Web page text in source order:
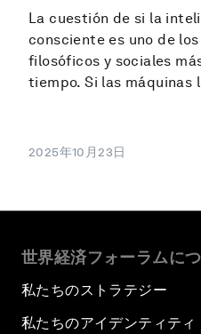
La cuestión de si la
consciente es uno de
filosóficos y sociales
tiempo. Si las máquinas
2025年10月23日
世界経済フォーラムに
私たちのストラテジー
私たちのアイデンティティ